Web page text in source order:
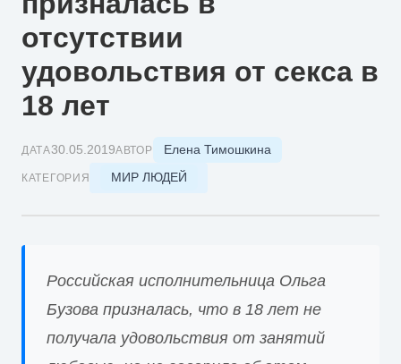
отсутствии
удовольствия от секса в
18 лет
ДАТА30.05.2019АВТОР Елена Тимошкина
КАТЕГОРИЯ МИР ЛЮДЕЙ
Российская исполнительница Ольга
Бузова призналась, что в 18 лет не
получала удовольствия от занятий